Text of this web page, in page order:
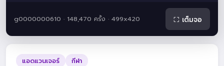
g0000000610 · 148,470 ครั้ง · 499x420 ⛶ เต็มจอ
แอดแวนเจอร์ กีฬา